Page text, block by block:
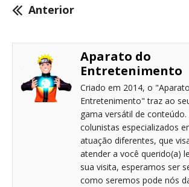
Anterior
Aparato do
Entretenimento
Criado em 2014, o
Entretenimento" traz ao
gama versátil de
colunistas especializados
atuação diferentes, que
atender a você querido(a)
sua visita, esperamos ser
como seremos pode nós